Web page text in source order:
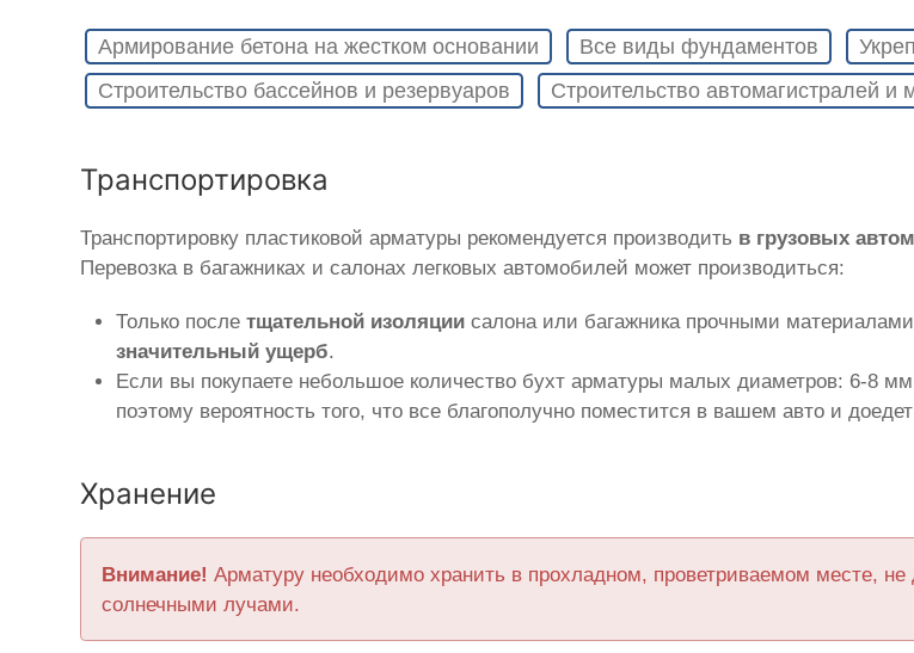
Армирование бетона на жестком основании Все виды фундаментов
Строительство бассейнов и резервуаров
Строительство автомагистралей и
Транспортировка
Транспортировку пластиковой арматуры рекомендуется производить в грузовых
Перевозка в багажниках и салонах легковых автомобилей может производиться:
Только послетщательной изоляции салона или багажника прочными
значительный ущерб.
Если вы покупаете небольшое количество бухт арматуры малых диаметров: 6-8
поэтому вероятность того, что все благополучно поместится в вашем авто и
Хранение
Внимание! Арматуру необходимо хранить в прохладном, проветриваемом месте,
солнечными лучами.